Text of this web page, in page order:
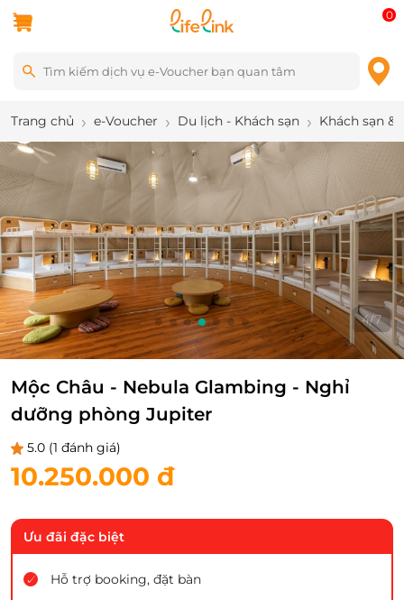
0
Trang chủ e-Voucher Du lịch - Khách sạn Khách sạn &
4/7
Mộc Châu - Nebula Glambing - Nghỉ
dưỡng phòng Jupiter
5.0 (1 đánh giá)
10.250.000 đ
Ưu đãi đặc biệt
Hỗ trợ booking, đặt bàn